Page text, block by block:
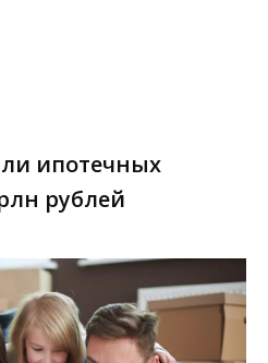
ипотечных
рублей